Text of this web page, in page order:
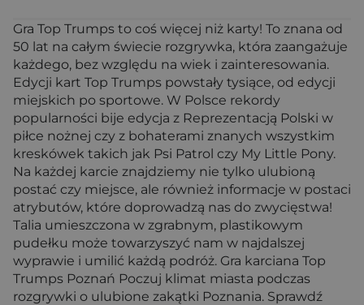
Gra Top Trumps to coś więcej niż karty! To znana od
50 lat na całym świecie rozgrywka, która zaangażuje
każdego, bez względu na wiek i zainteresowania.
Edycji kart Top Trumps powstały tysiące, od edycji
miejskich po sportowe. W Polsce rekordy
popularności bije edycja z Reprezentacją Polski w
piłce nożnej czy z bohaterami znanych wszystkim
kreskówek takich jak Psi Patrol czy My Little Pony.
Na każdej karcie znajdziemy nie tylko ulubioną
postać czy miejsce, ale również informacje w postaci
atrybutów, które doprowadzą nas do zwycięstwa!
Talia umieszczona w zgrabnym, plastikowym
pudełku może towarzyszyć nam w najdalszej
wyprawie i umilić każdą podróż. Gra karciana Top
Trumps Poznań Poczuj klimat miasta podczas
rozgrywki o ulubione zakątki Poznania. Sprawdź